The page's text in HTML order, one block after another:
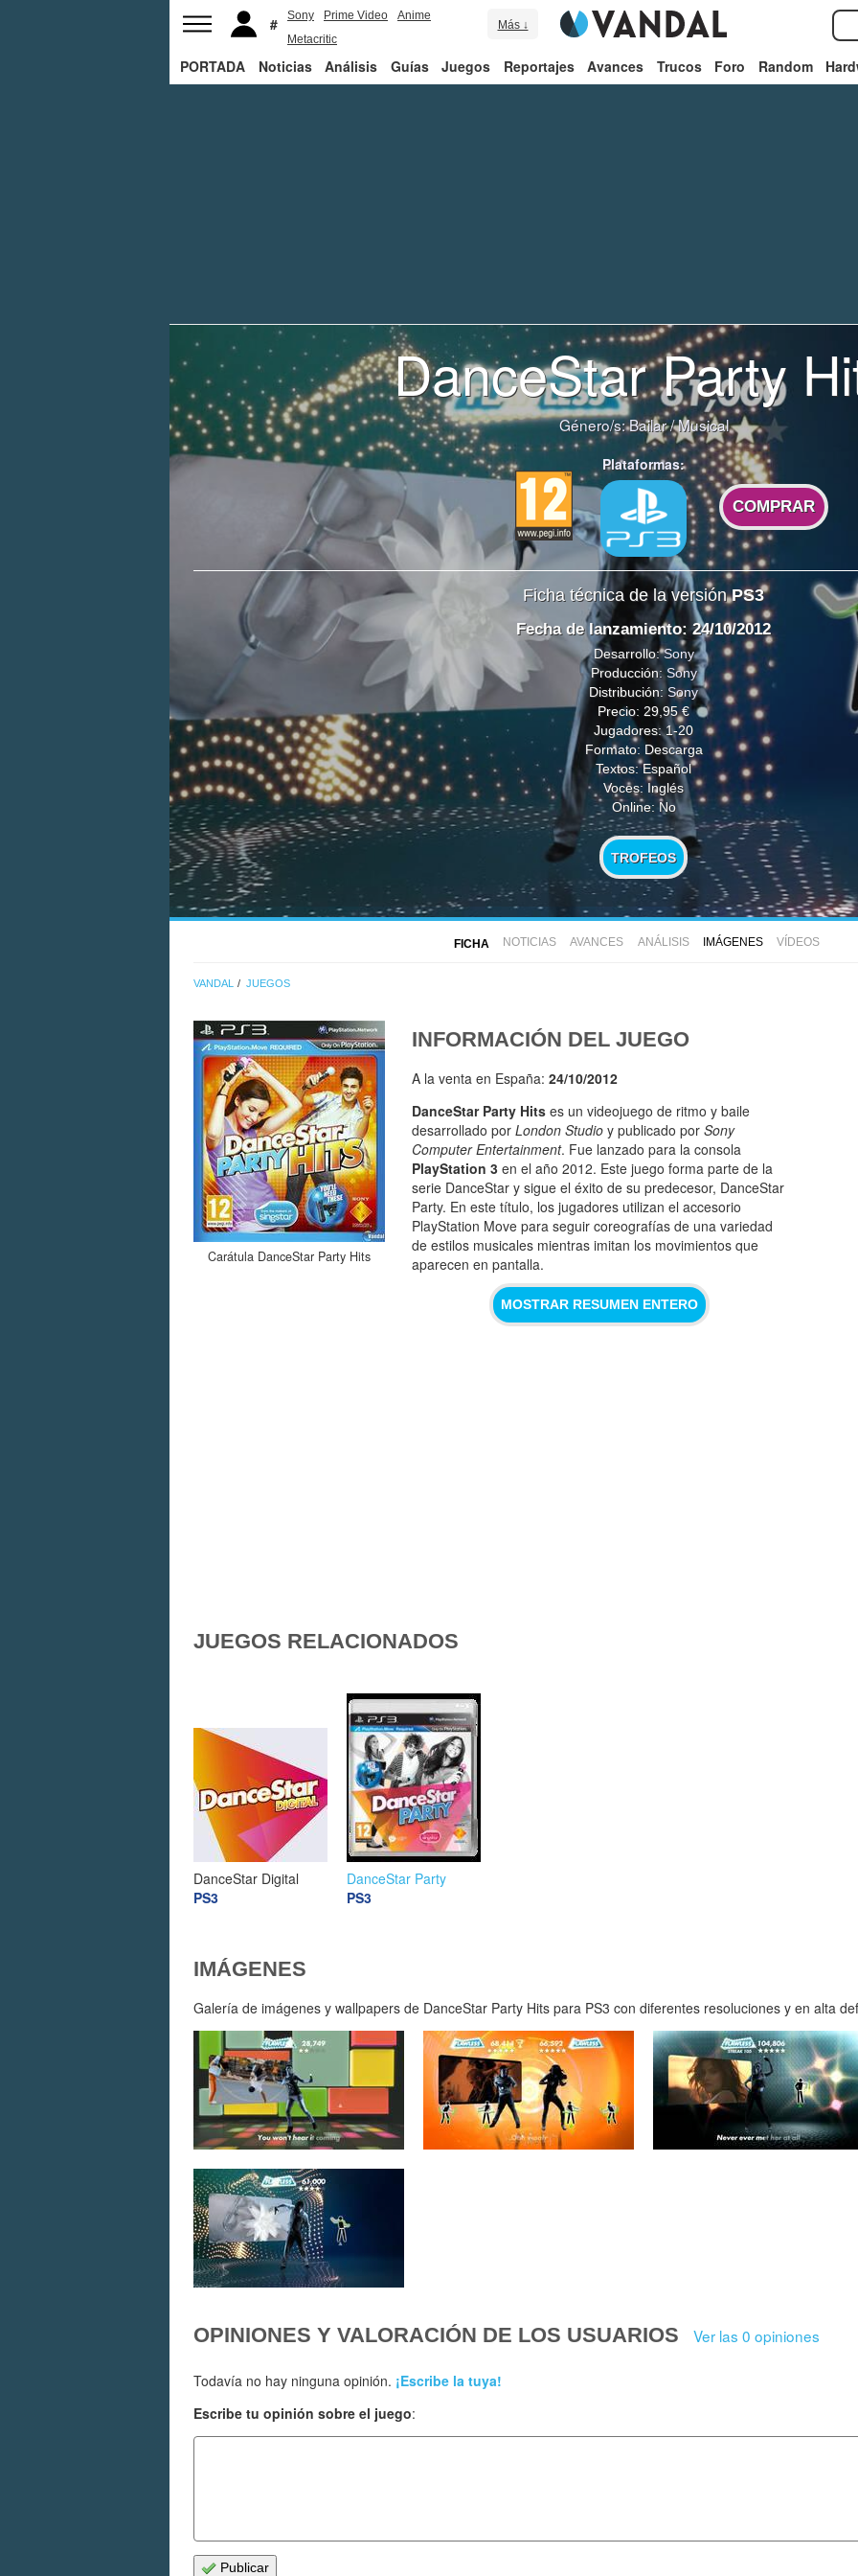
Sony Prime Video
Anime
Metacritic
Más ↓
PORTADA Noticias Análisis Guías Juegos Reportajes Avances Trucos Foro Random
DanceStar Party
Género/s:Bailar/Musical
Plataformas:
COMPRAR
Ficha técnica de la versiónPS3
Fecha de lanzamiento: 24/10/2012
Desarrollo:Sony
Producción:Sony
Distribución: Sony
Precio: 29,95 €
Jugadores: 1-20
Formato: Descarga
Textos: Español
Voces: Inglés
Online: No
TROFEOS
FICHA NOTICIAS AVANCES ANÁLISIS IMÁGENES VÍDEOS
VANDAL JUEGOS
Carátula DanceStar Party Hits
INFORMACIÓN DEL JUEGO
A la venta en España: 24/10/2012
DanceStar Party Hits es un videojuego de ritmo y baile
desarrollado por London Studio y publicado por Sony
Computer Entertainment. Fue lanzado para la consola
PlayStation 3 en el año 2012. Este juego forma parte de la
serie DanceStar y sigue el éxito de su predecesor, DanceStar
Party. En este título, los jugadores utilizan el accesorio
PlayStation Move para seguir coreografías de una variedad
de estilos musicales mientras imitan los movimientos que
aparecen en pantalla.
MOSTRAR RESUMEN ENTERO
JUEGOS RELACIONADOS
DanceStar Digital
PS3
DanceStar Party
PS3
IMÁGENES
Galería de imágenes y wallpapers de DanceStar Party Hits para PS3 con diferentes resoluciones y en alta
OPINIONES Y VALORACIÓN DE LOS USUARIOS Ver las 0 opiniones
Todavía no hay ninguna opinión. ¡Escribe la tuya!
Escribe tu opinión sobre el juego:
Publicar